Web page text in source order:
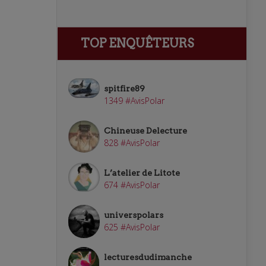
TOP ENQUÊTEURS
spitfire89
1349 #AvisPolar
Chineuse Delecture
828 #AvisPolar
L’atelier de Litote
674 #AvisPolar
universpolars
625 #AvisPolar
lecturesdudimanche